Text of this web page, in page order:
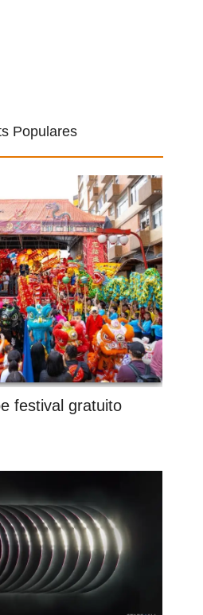
Populares
festival gratuito